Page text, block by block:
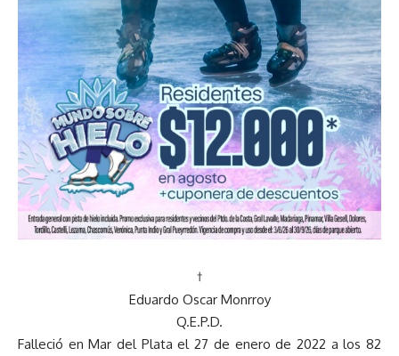
†
Eduardo Oscar Monrroy
Q.E.P.D.
Falleció en Mar del Plata el 27 de enero de 2022 a los 82